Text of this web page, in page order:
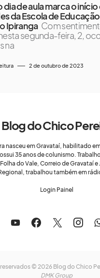
dia de aula marca o início
da Escola de
Ipiranga Com
segunda-feira, 2,
na
2 de outubro de 2023
Blog do Chico
nasceu em Gravataí, habilitado
35 anos de colunismo.
do Vale, Correio de Gravataí
trabalhou também em
Login Painel
© 2026 Blog do Chico
DMK Group